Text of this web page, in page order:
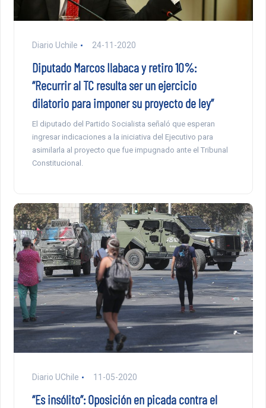
Diario Uchile 24-11-2020
Diputado Marcos Ilabaca y retiro 10%:
“Recurrir al TC resulta ser un ejercicio
dilatorio para imponer su proyecto de ley”
El diputado del Partido Socialista señaló que esperan
ingresar indicaciones a la iniciativa del Ejecutivo para
asimilarla al proyecto que fue impugnado ante el Tribunal
Constitucional.
Diario UChile 11-05-2020
“Es insólito”: Oposición en picada contra el